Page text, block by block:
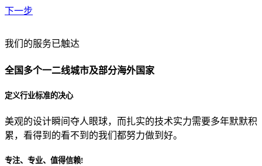
下一步
贵公司预算范围是？
贵公司的团队规模是？
目前主要的营销渠道是？
我们的服务已触达
全国多个一二线城市及部分海外国家
定义行业标准的决心
美观的设计瞬间夺人眼球，而扎实的技术实力需要多年默默积
累，看得到的看不到的我们都努力做到好。
专注、专业、值得信赖!